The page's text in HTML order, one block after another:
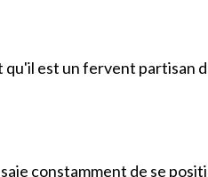
est un fervent partisan
constamment de se